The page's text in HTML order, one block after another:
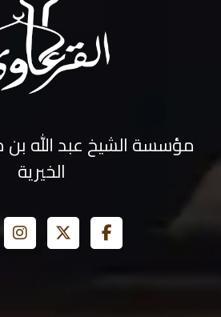
مؤسسة الشيخ عبد الله
الخيرية